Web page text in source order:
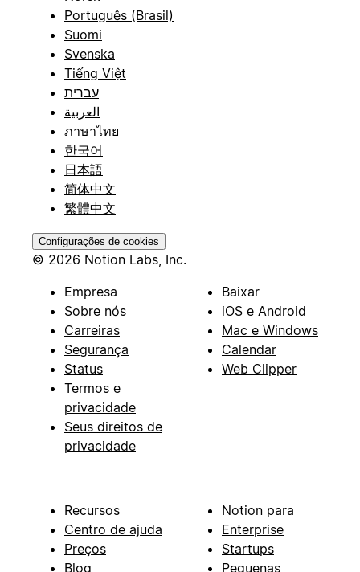
Português (Brasil)
Suomi
Svenska
Tiếng Việt
עברית
العربية
ภาษาไทย
한국어
日本語
简体中文
繁體中文
Configurações de cookies
© 2026 Notion Labs, Inc.
Empresa
Sobre nós
Carreiras
Segurança
Status
Termos e
privacidade
Seus direitos de
privacidade
Baixar
iOS e Android
Mac e Windows
Calendar
Web Clipper
Recursos
Centro de ajuda
Preços
Blog
Notion para
Enterprise
Startups
Pequenas